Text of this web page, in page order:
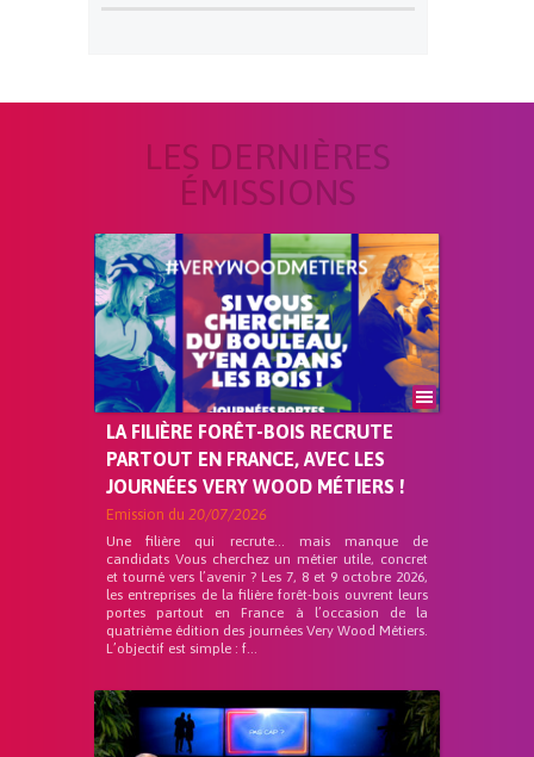
LES DERNIÈRES
ÉMISSIONS
LA FILIÈRE FORÊT-BOIS RECRUTE
PARTOUT EN FRANCE, AVEC LES
JOURNÉES VERY WOOD MÉTIERS !
Emission du 20/07/2026
Une filière qui recrute… mais manque de
candidats Vous cherchez un métier utile, concret
et tourné vers l’avenir ? Les 7, 8 et 9 octobre 2026,
les entreprises de la filière forêt-bois ouvrent leurs
portes partout en France à l’occasion de la
quatrième édition des journées Very Wood Métiers.
L’objectif est simple : f...